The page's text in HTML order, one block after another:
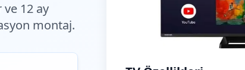
ve 12 ay
montaj.